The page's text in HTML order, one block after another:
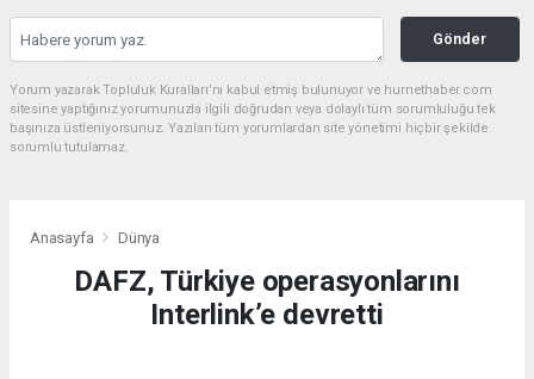
Gönder
Yorum yazarak Topluluk Kuralları’nı kabul etmiş bulunuyor ve hurnethaber.com
sitesine yaptığınız yorumunuzla ilgili doğrudan veya dolaylı tüm sorumluluğu tek
başınıza üstleniyorsunuz. Yazılan tüm yorumlardan site yönetimi hiçbir şekilde
sorumlu tutulamaz.
Anasayfa Dünya
DAFZ, Türkiye operasyonlarını
Interlink’e devretti